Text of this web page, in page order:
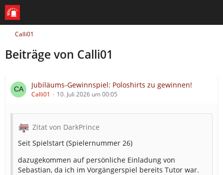
Calli01
Beiträge von Calli01
Jubiläums-Gewinnspiel: Poloshirts zu gewinnen!
Calli01 10. Juli 2026 um 00:05
Zitat von DarkPrince
Seit Spielstart (Spielernummer 26)
dazugekommen auf persönliche Einladung von
Sebastian, da ich im Vorgängerspiel bereits Tutor war.